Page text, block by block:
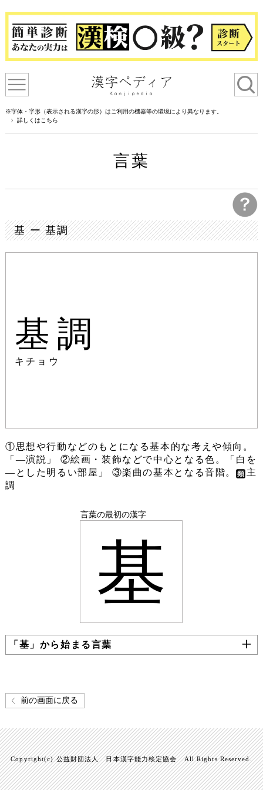
※字体・字形（表示される漢字の形）はご利用の機器等の環境により異なります。
詳しくはこちら
言葉
基 ー 基調
基調
キチョウ
①思想や行動などのもとになる基本的な考えや傾向。
「―演説」 ②絵画・装飾などで中心となる色。「白を
―とした明るい部屋」 ③楽曲の基本となる音階。
主
調
言葉の最初の漢字
基
「基」から始まる言葉
前の画面に戻る
Copyright(c) 公益財団法人 日本漢字能力検定協会 All Rights Reserved.